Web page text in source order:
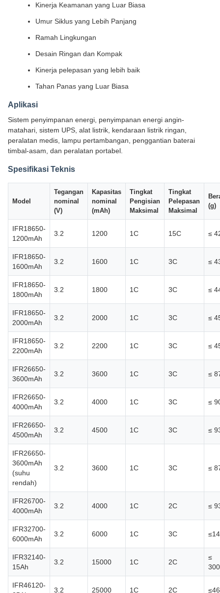
Kinerja Keamanan yang Luar Biasa
Umur Siklus yang Lebih Panjang
Ramah Lingkungan
Desain Ringan dan Kompak
Kinerja pelepasan yang lebih baik
Tahan Panas yang Luar Biasa
Aplikasi
Sistem penyimpanan energi, penyimpanan energi angin-
matahari, sistem UPS, alat listrik, kendaraan listrik ringan,
peralatan medis, lampu pertambangan, penggantian baterai
timbal-asam, dan peralatan portabel.
Spesifikasi Teknis
Model
Tegangan
nominal
(V)
Kapasitas
nominal
(mAh)
Tingkat
Pengisian
Maksimal
Tingkat
Pelepasan
Maksimal
(g)
IFR18650-
1200mAh
3.2 1200 1C 15C ≤
IFR18650-
1600mAh
3.2 1600 1C 3C ≤
IFR18650-
1800mAh
3.2 1800 1C 3C ≤
IFR18650-
2000mAh
3.2 2000 1C 3C ≤
IFR18650-
2200mAh
3.2 2200 1C 3C ≤
IFR26650-
3600mAh
3.2 3600 1C 3C ≤
IFR26650-
4000mAh
3.2 4000 1C 3C ≤
IFR26650-
4500mAh
3.2 4500 1C 3C ≤
IFR26650-
3600mAh
(suhu
rendah)
3.2 3600 1C 3C ≤
IFR26700-
4000mAh
3.2 4000 1C 2C ≤
IFR32700-
6000mAh
3.2 6000 1C 3C
IFR32140-
15Ah
3.2 15000 1C 2C
≤
300
IFR46120-
3.2 25000 1C 2C